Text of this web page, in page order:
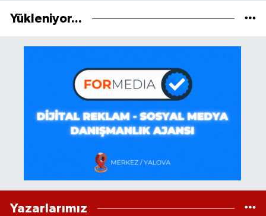
Yükleniyor...
Yazarlarımız